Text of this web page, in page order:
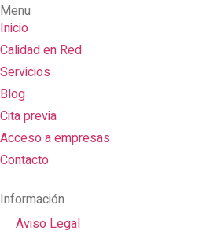
Menu
Inicio
Calidad en Red
Servicios
Blog
Cita previa
Acceso a empresas
Contacto
Información
Aviso Legal